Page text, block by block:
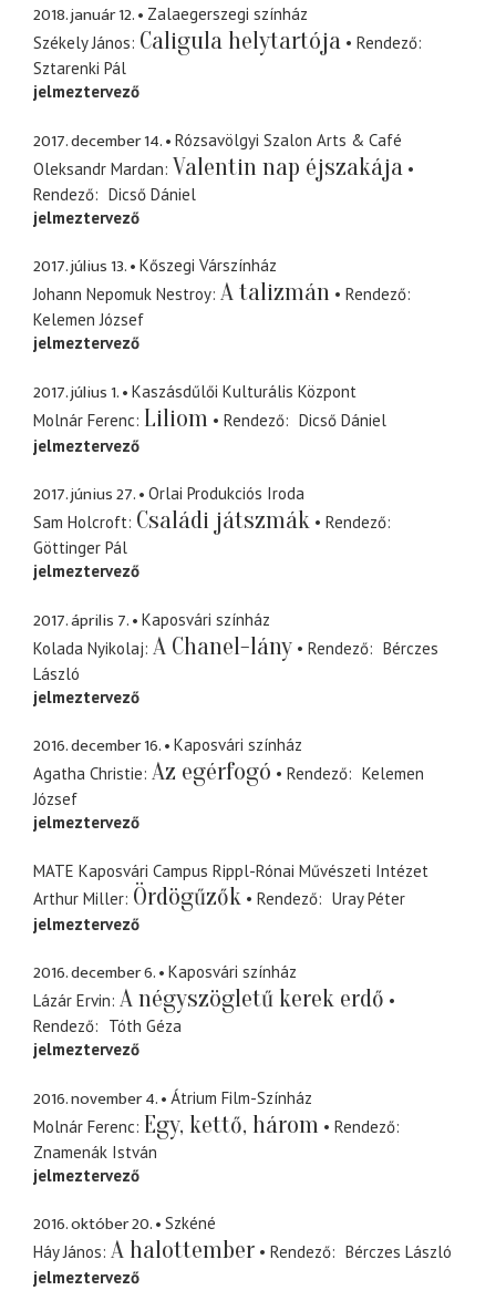
2018. január 12.
Zalaegerszegi színház
Székely János Caligula helytartója
Rendező
Sztarenki Pál
jelmeztervező
2017. december 14.
Rózsavölgyi Szalon Arts & Café
Oleksandr Mardan Valentin nap éjszakája
Rendező
Dicső Dániel
jelmeztervező
2017. július 13.
Kőszegi Várszínház
Johann Nepomuk Nestroy A talizmán
Rendező
Kelemen József
jelmeztervező
2017. július 1.
Kaszásdűlői Kulturális Központ
Molnár Ferenc Liliom Rendező
Dicső Dániel
jelmeztervező
2017. június 27.
Orlai Produkciós Iroda
Sam Holcroft Családi játszmák
Rendező
Göttinger Pál
jelmeztervező
2017. április 7.
Kaposvári színház
Kolada Nyikolaj A Chanel-lány Rendező
Bérczes
László
jelmeztervező
2016. december 16.
Kaposvári színház
Agatha Christie Az egérfogó Rendező
Kelemen
József
jelmeztervező
MATE Kaposvári Campus Rippl-Rónai Művészeti Intézet
Arthur Miller Ördögűzők Rendező
Uray Péter
jelmeztervező
2016. december 6.
Kaposvári színház
Lázár Ervin A négyszögletű kerek erdő
Rendező
Tóth Géza
jelmeztervező
2016. november 4.
Átrium Film-Színház
Molnár Ferenc Egy, kettő, három
Rendező
Znamenák István
jelmeztervező
2016. október 20.
Szkéné
Háy János A halottember Rendező
Bérczes László
jelmeztervező